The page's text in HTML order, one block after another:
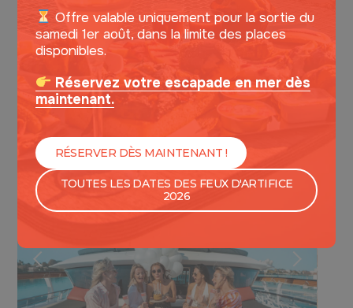
Offre valable uniquement pour la sortie du
samedi 1er août, dans la limite des places
disponibles.
Réservez votre escapade en mer dès
maintenant.
RÉSERVER DÈS MAINTENANT !
TOUTES LES DATES DES FEUX D'ARTIFICE
2026
6. SAMEDI - LUCILE EXPERIENCE
FAMOUS VIP PARTY
Samedi - 17h15